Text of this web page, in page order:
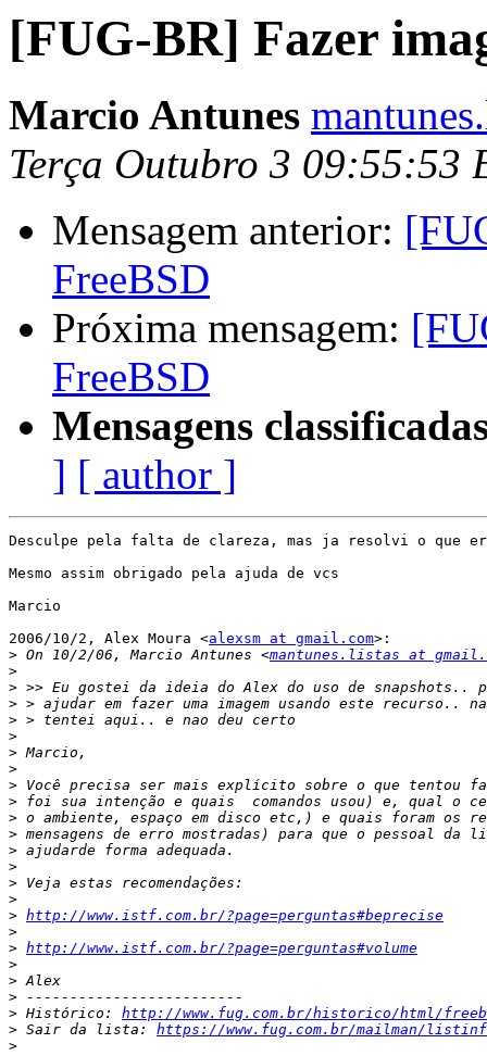
[FUG-BR] Fazer
Marcio Antunes
Terça Outubro 3 09:55:53
Mensagem anterior:
FreeBSD
Próxima mensagem:
FreeBSD
Mensagens
] [ author ]
Desculpe pela falta de clareza, mas ja resolvi o que
Mesmo assim obrigado pela ajuda de vcs
Marcio
2006/10/2, Alex Moura <alexsm at gmail.com>:
> On 10/2/06, Marcio Antunes <mantunes.listas at
>
>
>
>
>
>
>
>
>
>
>
>
>
>
>
> http://www.istf.com.br/?page=perguntas#beprecise
>
> http://www.istf.com.br/?page=perguntas#volume
>
>
>
> Histórico: http://www.fug.com.br/historico/html/
> Sair da lista: https://www.fug.com.br/mailman/
>